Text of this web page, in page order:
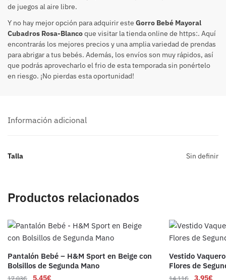
de juegos al aire libre.
Y no hay mejor opción para adquirir este Gorro Bebé Mayoral
Cubadros Rosa-Blancoque visitar la tienda online de https:. Aquí
encontrarás los mejores precios y una amplia variedad de prendas
para abrigar a tus bebés. Además, los envíos son muy rápidos, así
que podrás aprovecharlo el frio de esta temporada sin ponértelo
en riesgo. ¡No pierdas esta oportunidad!
Información adicional
Talla Sin definir
Productos relacionados
Pantalón Bebé – H&M Sport en Beige con
Bolsillos de Segunda Mano
17,03€ 5,45€
Vestido
Flores de
14,11€ 3,95€